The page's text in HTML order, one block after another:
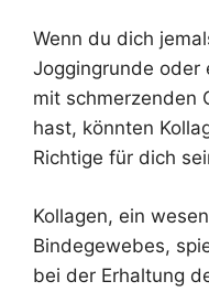
Wenn du dich
Joggingrunde oder
mit schmerzenden
hast, könnten
Richtige für dich
Kollagen, ein
Bindegewebes,
bei der Erhaltung